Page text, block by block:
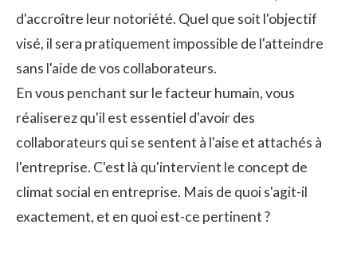
d'accroître leur notoriété. Quel que soit l'objectif
visé, il sera pratiquement impossible de l'atteindre
sans l'aide de vos collaborateurs.
En vous penchant sur le facteur humain, vous
réaliserez qu'il est essentiel d'avoir des
collaborateurs qui se sentent à l'aise et attachés à
l'entreprise. C'est là qu'intervient le concept de
climat social en entreprise. Mais de quoi s'agit-il
exactement, et en quoi est-ce pertinent ?